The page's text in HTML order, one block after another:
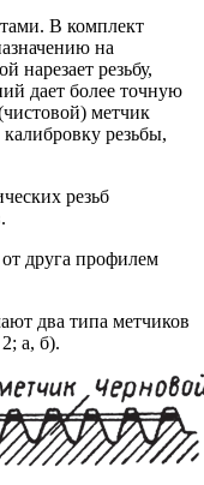
В комплект
на
нарезает резьбу,
дает более точную
метчик
резьбы,
резьб
друга профилем
два типа метчиков
а, б).